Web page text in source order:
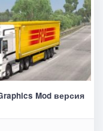
Mod версия